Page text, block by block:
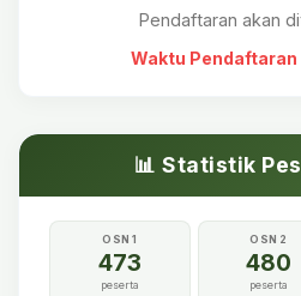
Pendaftaran akan
Waktu Pendaftaran
📊 Statistik
OSN 1
473
peserta
OSN 2
480
peserta